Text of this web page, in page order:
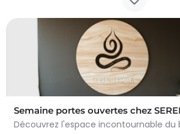
Semaine portes ouvertes chez